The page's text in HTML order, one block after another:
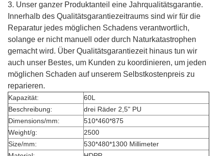
3. Unser ganzer Produktanteil eine Jahrqualitätsgarantie.
Innerhalb des Qualitätsgarantiezeitraums sind wir für die
Reparatur jedes möglichen Schadens verantwortlich,
solange er nicht manuell oder durch Naturkatastrophen
gemacht wird. Über Qualitätsgarantiezeit hinaus tun wir
auch unser Bestes, um Kunden zu koordinieren, um jeden
möglichen Schaden auf unserem Selbstkostenpreis zu
reparieren.
Kapazität:
60L
Beschreibung:
drei Räder 2,5" PU
Dimensions/mm:
510*460*875
Weight/g:
2500
Size/mm:
530*480*1300 Millimeter